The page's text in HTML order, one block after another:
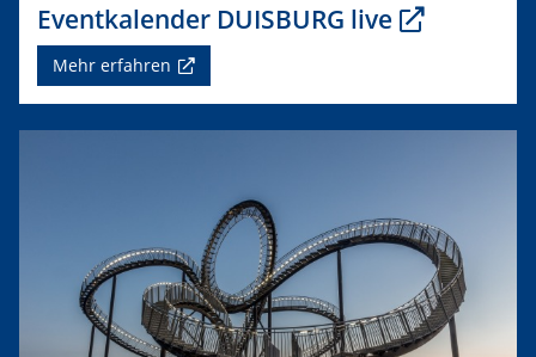
Eventkalender DUISBURG live
Mehr erfahren